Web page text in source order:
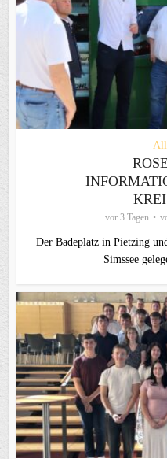
vor 3 Tagen
Der Badeplatz in Pietzing
Simssee